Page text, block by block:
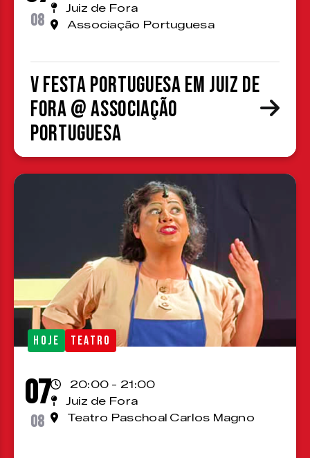
08
Juiz de Fora
Associação Portuguesa
V Festa Portuguesa em Juiz de
Fora @ Associação
Portuguesa
HOJE TEATRO
07
08
20:00 - 21:00
Juiz de Fora
Teatro Paschoal Carlos Magno